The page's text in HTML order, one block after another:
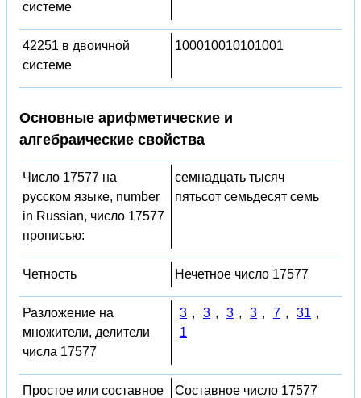
системе
42251 в двоичной
системе
100010010101001
Основные арифметические и
алгебраические свойства
Число 17577 на
русском языке, number
in Russian, число 17577
прописью:
семнадцать тысяч
пятьсот семьдесят семь
Четность Нечетное число 17577
Разложение на
множители, делители
числа 17577
3 , 3 , 3 , 3 , 7 , 31 ,
1
Простое или составное
Составное число 17577